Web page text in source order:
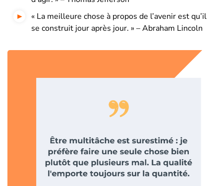
« La meilleure chose à propos de l’avenir est qu’il
se construit jour après jour. » – Abraham Lincoln